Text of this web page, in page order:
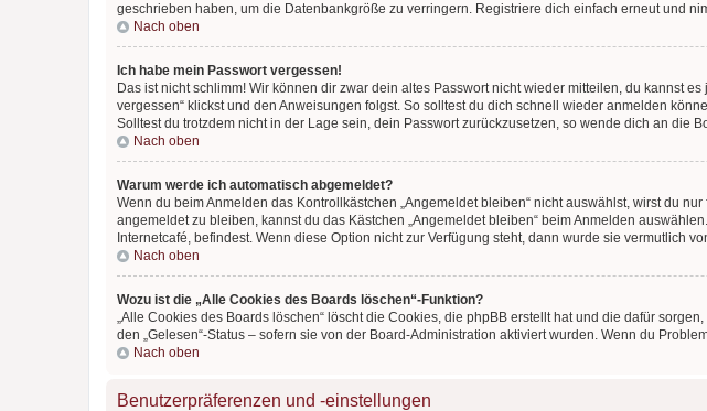
geschrieben haben, um die Datenbankgröße zu verringern. Registriere dich einfach erneut und
Nach oben
Ich habe mein Passwort vergessen!
Das ist nicht schlimm! Wir können dir zwar dein altes Passwort nicht wieder mitteilen, du kannst
vergessen“ klickst und den Anweisungen folgst. So solltest du dich schnell wieder anmelden
Solltest du trotzdem nicht in der Lage sein, dein Passwort zurückzusetzen, so wende dich an die
Nach oben
Warum werde ich automatisch abgemeldet?
Wenn du beim Anmelden das Kontrollkästchen „Angemeldet bleiben“ nicht auswählst, wirst du
angemeldet zu bleiben, kannst du das Kästchen „Angemeldet bleiben“ beim Anmelden
Internetcafé, befindest. Wenn diese Option nicht zur Verfügung steht, dann wurde sie vermutlich
Nach oben
Wozu ist die „Alle Cookies des Boards löschen“-Funktion?
„Alle Cookies des Boards löschen“ löscht die Cookies, die phpBB erstellt hat und die dafür
den „Gelesen“-Status – sofern sie von der Board-Administration aktiviert wurden. Wenn du
Nach oben
Benutzerpräferenzen und -einstellungen